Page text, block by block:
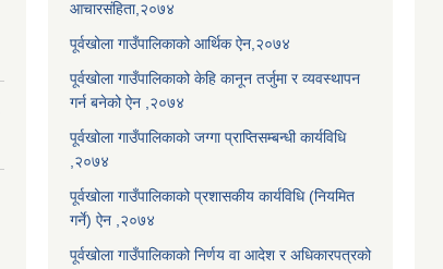
आचारसंहिता,२०७४
पूर्वखोला गाउँपालिकाको आर्थिक ऐन,२०७४
पूर्वखोला गाउँपालिकाको केहि कानून तर्जुमा र व्यवस्थापन
गर्न बनेको ऐन ,२०७४
पूर्वखोला गाउँपालिकाको जग्गा प्राप्तिसम्बन्धी कार्यविधि
,२०७४
पूर्वखोला गाउँपालिकाको प्रशासकीय कार्यविधि (नियमित
गर्ने) ऐन ,२०७४
पूर्वखोला गाउँपालिकाको निर्णय वा आदेश र अधिकारपत्रको